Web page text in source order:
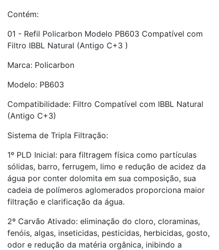
Contém:
01 - Refil Policarbon Modelo PB603 Compatível com
Filtro IBBL Natural (Antigo C+3 )
Marca: Policarbon
Modelo: PB603
Compatibilidade: Filtro Compatível com IBBL Natural
(Antigo C+3)
Sistema de Tripla Filtração:
1º PLD Inicial: para filtragem física como partículas
sólidas, barro, ferrugem, limo e redução de acidez da
água por conter dolomita em sua composição, sua
cadeia de polímeros aglomerados proporciona maior
filtração e clarificação da água.
2º Carvão Ativado: eliminação do cloro, cloraminas,
fenóis, algas, inseticidas, pesticidas, herbicidas, gosto,
odor e redução da matéria orgânica, inibindo a